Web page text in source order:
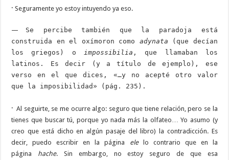
· Seguramente yo estoy intuyendo ya eso.
— Se percibe también que la paradoja está
construida en el oxímoron como adynata (que decían
los griegos) o
impossibilia , que llamaban los
latinos. Es decir (y a título de ejemplo), ese
verso en el que dices, «…y no acepté otro valor
que la imposibilidad» (pág. 235).
· Al seguirte, se me ocurre algo: seguro que tiene relación, pero se la
tienes que buscar tú, porque yo nada más la olfateo… Yo asumo (y
creo que está dicho en algún pasaje del libro) la contradicción. Es
decir, puedo escribir en la página ele
lo contrario que en la
página hache. Sin embargo, no estoy seguro de que esa